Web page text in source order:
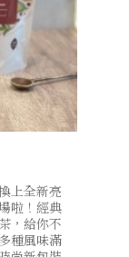
上全新亮
啦！經典
，給你不
種風味滿